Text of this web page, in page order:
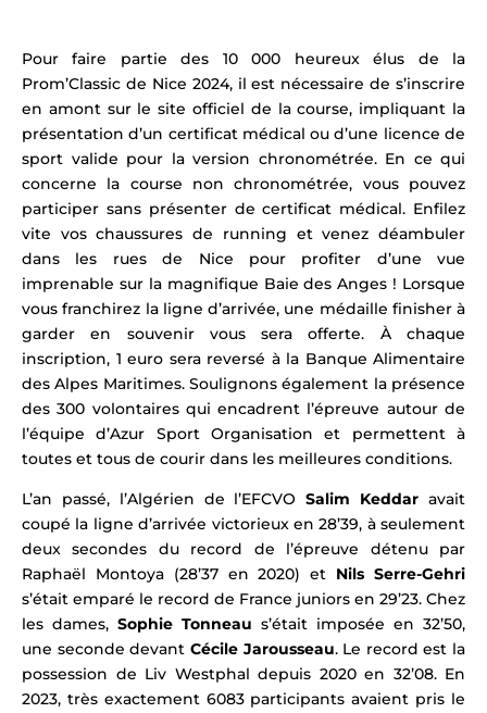
Pour faire partie des 10 000 heureux élus de la
Prom’Classic de Nice 2024, il est nécessaire de s’inscrire
en amont sur le site officiel de la course, impliquant la
présentation d’un certificat médical ou d’une licence de
sport valide pour la version chronométrée. En ce qui
concerne la course non chronométrée, vous pouvez
participer sans présenter de certificat médical. Enfilez
vite vos chaussures de running et venez déambuler
dans les rues de Nice pour profiter d’une vue
imprenable sur la magnifique Baie des Anges ! Lorsque
vous franchirez la ligne d’arrivée, une médaille finisher à
garder en souvenir vous sera offerte. À chaque
inscription, 1 euro sera reversé à la Banque Alimentaire
des Alpes Maritimes. Soulignons également la présence
des 300 volontaires qui encadrent l’épreuve autour de
l’équipe d’Azur Sport Organisation et permettent à
toutes et tous de courir dans les meilleures conditions.
L’an passé, l’Algérien de l’EFCVOSalim Keddar avait
coupé la ligne d’arrivée victorieux en 28’39, à seulement
deux secondes du record de l’épreuve détenu par
Raphaël Montoya (28’37 en 2020) et Nils Serre-Gehri
s’était emparé le record de France juniors en 29’23. Chez
les dames, Sophie Tonneau s’était imposée en 32’50,
une seconde devant Cécile Jarousseau. Le record est la
possession de Liv Westphal depuis 2020 en 32’08. En
2023, très exactement 6083 participants avaient pris le